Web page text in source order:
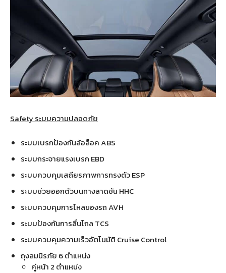
Safety ระบบความปลอดภัย
ระบบเบรกป้องกันล้อล็อค ABS
ระบบกระจายแรงเบรก EBD
ระบบควบคุมเสถียรภาพการทรงตัว ESP
ระบบช่วยออกตัวบนทางลาดชัน HHC
ระบบควบคุมการไหลของรถ AVH
ระบบป้องกันการลื่นไถล TCS
ระบบควบคุมความเร็วอัตโนมัติ Cruise Control
ถุงลมนิรภัย 6 ตำแหน่ง
คู่หน้า 2 ตำแหน่ง